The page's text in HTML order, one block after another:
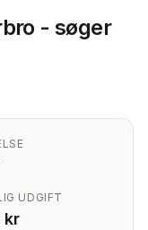
- søger
UDGIFT
kr